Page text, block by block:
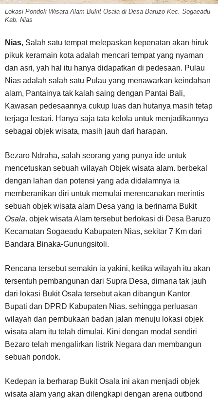
Lokasi Pondok Wisata Alam Bukit Osala di Desa Baruzo Kec. Sogaeadu
Kab. Nias
Nias, Salah satu tempat melepaskan kepenatan akan hiruk
pikuk keramain kota adalah mencari tempat yang nyaman
dan asri, yah hal itu hanya didapatkan di pedesaan. Pulau
Nias adalah salah satu Pulau yang menawarkan keindahan
alam, Pantainya tak kalah saing dengan Pantai Bali,
Kawasan pedesaannya cukup luas dan hutanya masih tetap
terjaga lestari. Hanya saja tata kelola untuk menjadikannya
sebagai objek wisata, masih jauh dari harapan.
Bezaro Ndraha, salah seorang yang punya ide untuk
mencetuskan sebuah wilayah Objek wisata alam. berbekal
dengan lahan dan potensi yang ada didalamnya ia
memberanikan diri untuk memulai merencanakan merintis
sebuah objek wisata alam Desa yang ia berinama Bukit
Osala. objek wisata Alam tersebut berlokasi di Desa Baruzo
Kecamatan Sogaeadu Kabupaten Nias, sekitar 7 Km dari
Bandara Binaka-Gunungsitoli.
Rencana tersebut semakin ia yakini, ketika wilayah itu akan
tersentuh pembangunan dari Supra Desa, dimana tak jauh
dari lokasi Bukit Osala tersebut akan dibangun Kantor
Bupati dan DPRD Kabupaten Nias. sehingga perluasan
wilayah dan pembukaan badan jalan menuju lokasi objek
wisata alam itu telah dimulai. Kini dengan modal sendiri
Bezaro telah mengalirkan listrik Negara dan membangun
sebuah pondok.
Kedepan ia berharap Bukit Osala ini akan menjadi objek
wisata alam yang akan dilengkapi dengan arena outbond